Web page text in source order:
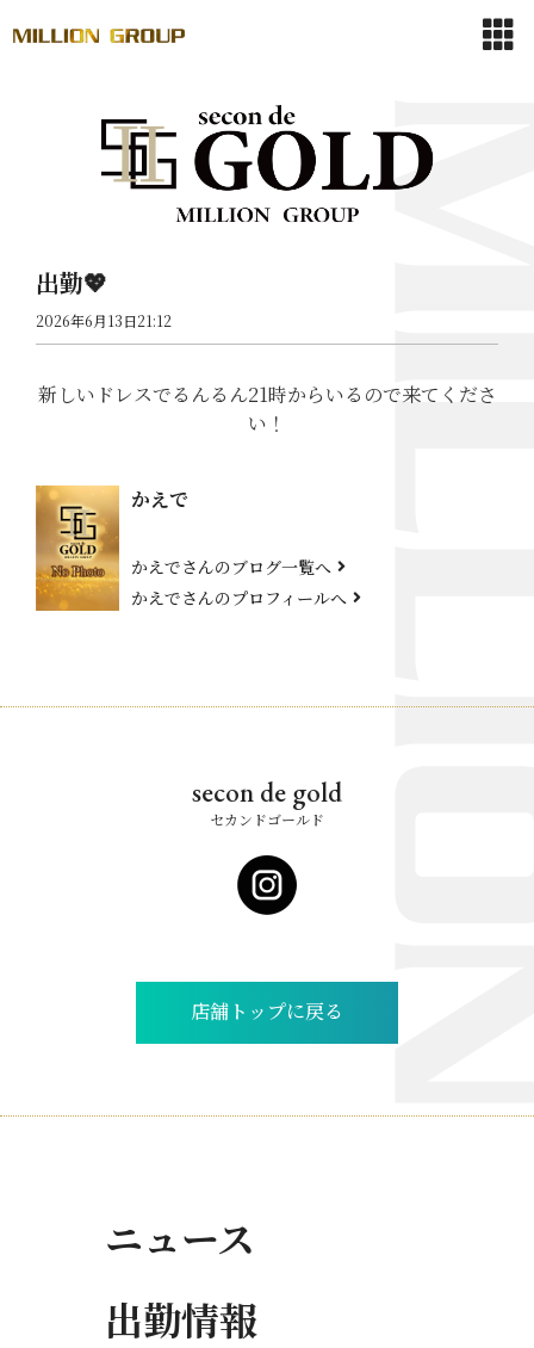
出勤💖
2026年6月13日21:12
新しいドレスでるんるん21時からいるので来てくださ
い！
かえで
かえでさんのブログ一覧へ
かえでさんのプロフィールへ
secon de gold
セカンドゴールド
店舗トップに戻る
ニュース
出勤情報